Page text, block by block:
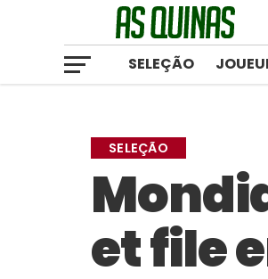
SELEÇÃO
SELEÇÃO
et file